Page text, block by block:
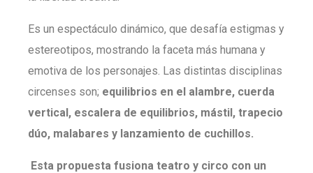
Es un espectáculo dinámico, que desafía estigmas y
estereotipos, mostrando la faceta más humana y
emotiva de los personajes. Las distintas disciplinas
circenses son; equilibrios en el alambre, cuerda
vertical, escalera de equilibrios, mástil, trapecio
dúo, malabares y lanzamiento de cuchillos.
Esta propuesta fusiona teatro y circo con un